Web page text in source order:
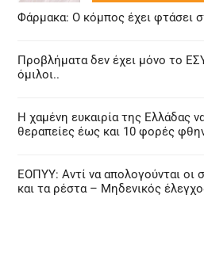
Φάρμακα: Ο κόμπος έχει φτάσει
Προβλήματα δεν έχει μόνο το
όμιλοι..
Η χαμένη ευκαιρία της Ελλάδας
θεραπείες έως και 10 φορές
ΕΟΠΥΥ: Αντί να απολογούνται οι
και τα ρέστα – Μηδενικός